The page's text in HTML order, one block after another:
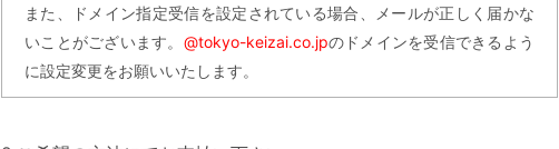
また、ドメイン指定受信を設定されている場合、メールが正しく届かな
いことがございます。 @tokyo-keizai.co.jpのドメインを受信できるよう
に設定変更をお願いいたします。